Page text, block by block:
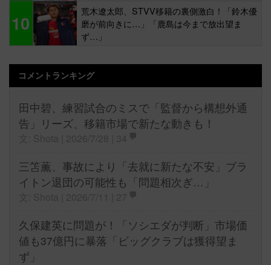
10
荒木遼太郎、STVV移籍の裏側激白！「鈴木優
磨が前向きに…」「鹿島は今まで放出望ま
ず…」
コメントランキング
田中碧、練習試合のミスで「監督から構想外通
告」リーズ、移籍市場で新たな動きも！
三笘薫、事故により「去就に新たな不安」ブラ
イトン退団の可能性も「問題相次ぎ…」
久保建英に問題が！「ソシエダが判断」市場価
値も37億円に暴落「ビッグクラブは獲得望ま
ず」